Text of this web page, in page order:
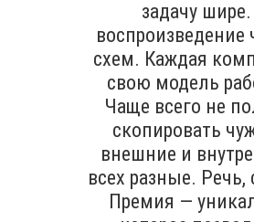
задачу
схем. Каждая
свою модель
Чаще всего не
скопировать
внешние и
всех разные. Речь,
Премия —